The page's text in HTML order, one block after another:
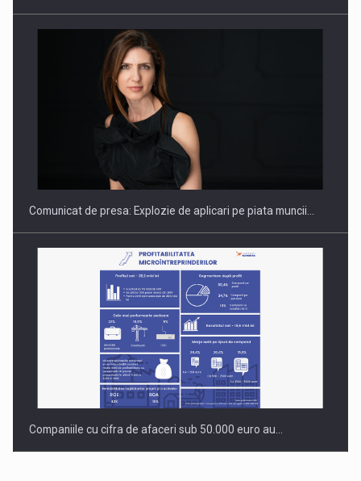
Hard Enduro Piatra Craiului 2026, fueled by benzinariile RO…
Comunicat de presa: Explozie de aplicari pe piata muncii…
Companiile cu cifra de afaceri sub 50.000 euro au…